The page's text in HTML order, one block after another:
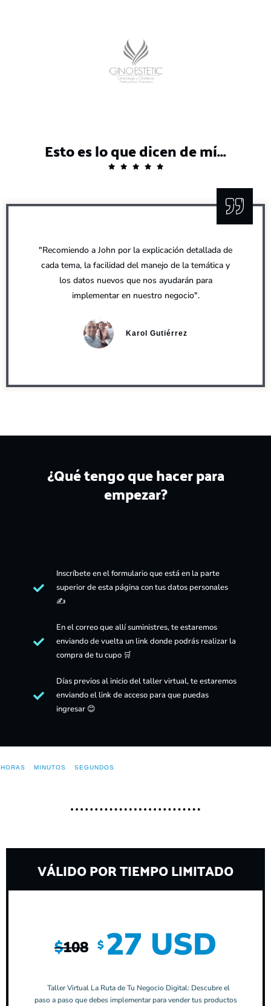
Esto es lo que dicen de mí...
"Recomiendo a John por la explicación detallada de
cada tema, la facilidad del manejo de la temática y
los datos nuevos que nos ayudarán para
implementar en nuestro negocio".
Karol Gutiérrez
¿Qué tengo que hacer para
empezar?
Inscríbete en el formulario que está en la parte
superior de esta página con tus datos personales
✍
En el correo que allí suministres, te estaremos
enviando de vuelta un link donde podrás realizar la
compra de tu cupo 🛒
Días previos al inicio del taller virtual, te estaremos
enviando el link de acceso para que puedas
ingresar 😊
HORAS MINUTOS SEGUNDOS
VÁLIDO POR TIEMPO LIMITADO
$108 $ 27 USD
Taller Virtual La Ruta de Tu Negocio Digital: Descubre el
paso a paso que debes implementar para vender tus productos